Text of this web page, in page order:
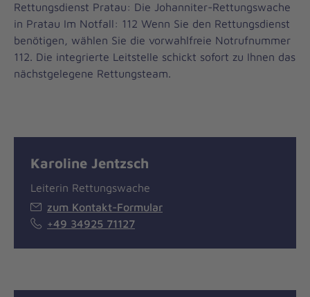
Rettungsdienst Pratau: Die Johanniter-Rettungswache
in Pratau Im Notfall: 112 Wenn Sie den Rettungsdienst
benötigen, wählen Sie die vorwahlfreie Notrufnummer
112. Die integrierte Leitstelle schickt sofort zu Ihnen das
nächstgelegene Rettungsteam.
Karoline Jentzsch
Leiterin Rettungswache
zum Kontakt-Formular
+49 34925 71127